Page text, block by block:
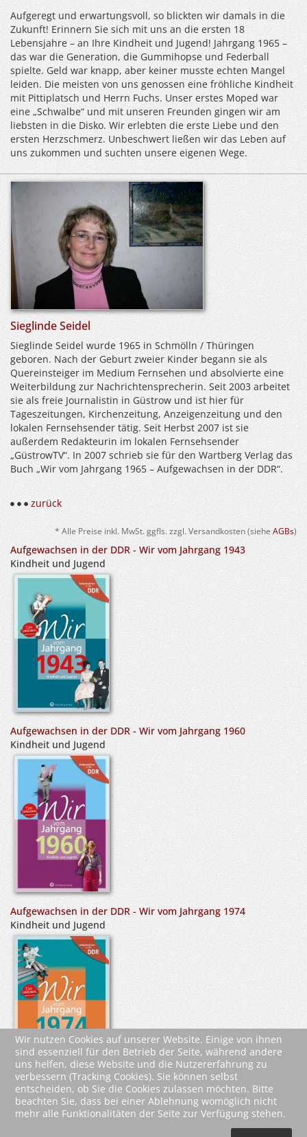
Aufgeregt und erwartungsvoll, so blickten wir damals in die
Zukunft! Erinnern Sie sich mit uns an die ersten 18
Lebensjahre – an Ihre Kindheit und Jugend! Jahrgang 1965 –
das war die Generation, die Gummihopse und Federball
spielte. Geld war knapp, aber keiner musste echten Mangel
leiden. Die meisten von uns genossen eine fröhliche Kindheit
mit Pittiplatsch und Herrn Fuchs. Unser erstes Moped war
eine „Schwalbe“ und mit unseren Freunden gingen wir am
liebsten in die Disko. Wir erlebten die erste Liebe und den
ersten Herzschmerz. Unbeschwert ließen wir das Leben auf
uns zukommen und suchten unsere eigenen Wege.
Sieglinde Seidel
Sieglinde Seidel wurde 1965 in Schmölln / Thüringen
geboren. Nach der Geburt zweier Kinder begann sie als
Quereinsteiger im Medium Fernsehen und absolvierte eine
Weiterbildung zur Nachrichtensprecherin. Seit 2003 arbeitet
sie als freie Journalistin in Güstrow und ist hier für
Tageszeitungen, Kirchenzeitung, Anzeigenzeitung und den
lokalen Fernsehsender tätig. Seit Herbst 2007 ist sie
außerdem Redakteurin im lokalen Fernsehsender
„GüstrowTV“. In 2007 schrieb sie für den Wartberg Verlag das
Buch „Wir vom Jahrgang 1965 – Aufgewachsen in der DDR“.
zurück
* Alle Preise inkl. MwSt. ggfls. zzgl. Versandkosten (siehe AGBs)
Aufgewachsen in der DDR - Wir vom Jahrgang 1943
Kindheit und Jugend
Aufgewachsen in der DDR - Wir vom Jahrgang 1960
Kindheit und Jugend
Aufgewachsen in der DDR - Wir vom Jahrgang 1974
Kindheit und Jugend
Wir nutzen Cookies auf unserer Website. Einige von ihnen
sind essenziell für den Betrieb der Seite, während andere
uns helfen, diese Website und die Nutzererfahrung zu
verbessern (Tracking Cookies). Sie können selbst
entscheiden, ob Sie die Cookies zulassen möchten. Bitte
beachten Sie, dass bei einer Ablehnung womöglich nicht
mehr alle Funktionalitäten der Seite zur Verfügung stehen.